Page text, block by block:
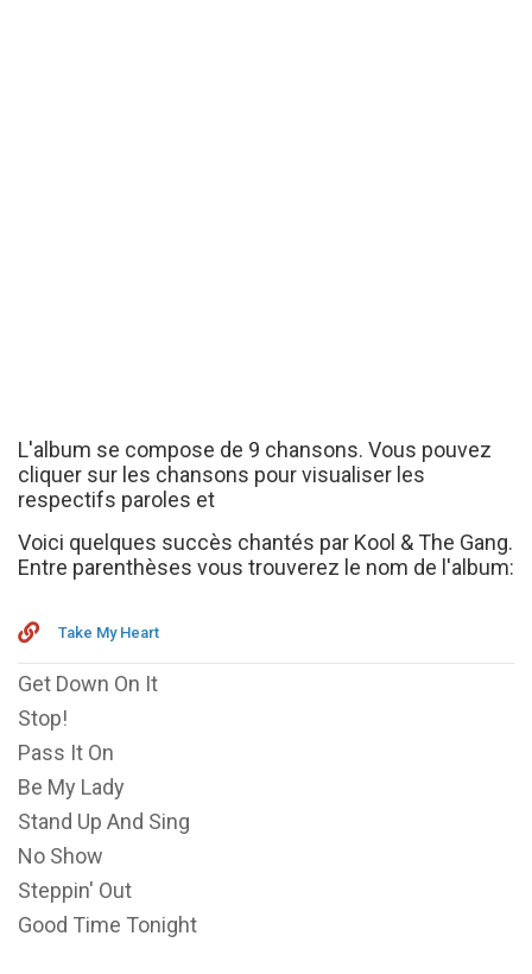
L'album se compose de 9 chansons. Vous pouvez
cliquer sur les chansons pour visualiser les
respectifs paroles et
Voici quelques succès chantés par Kool & The Gang.
Entre parenthèses vous trouverez le nom de l'album:
Take My Heart
Get Down On It
Stop!
Pass It On
Be My Lady
Stand Up And Sing
No Show
Steppin' Out
Good Time Tonight